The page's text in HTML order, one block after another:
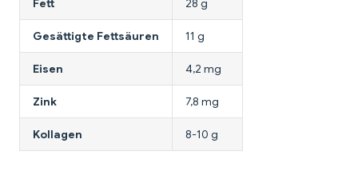
Fett 28 g
Gesättigte Fettsäuren 11 g
Eisen 4,2 mg
Zink 7,8 mg
Kollagen 8-10 g